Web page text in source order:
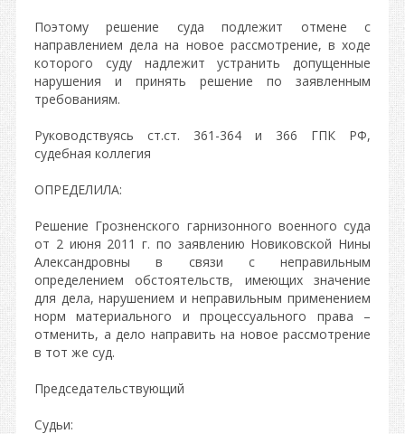
Поэтому решение суда подлежит отмене с
направлением дела на новое рассмотрение, в ходе
которого суду надлежит устранить допущенные
нарушения и принять решение по заявленным
требованиям.
Руководствуясь ст.ст. 361-364 и 366 ГПК РФ,
судебная коллегия
ОПРЕДЕЛИЛА:
Решение Грозненского гарнизонного военного суда
от 2 июня 2011 г. по заявлению Новиковской Нины
Александровны в связи с неправильным
определением обстоятельств, имеющих значение
для дела, нарушением и неправильным применением
норм материального и процессуального права –
отменить, а дело направить на новое рассмотрение
в тот же суд.
Председательствующий
Судьи: